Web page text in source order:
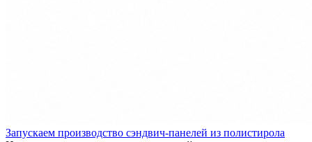
Запускаем производство сэндвич-панелей из полистирола